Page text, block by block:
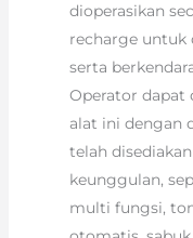
dioperasikan
recharge untuk
serta
Operator dapat
alat ini dengan
telah
keunggulan,
multi fungsi,